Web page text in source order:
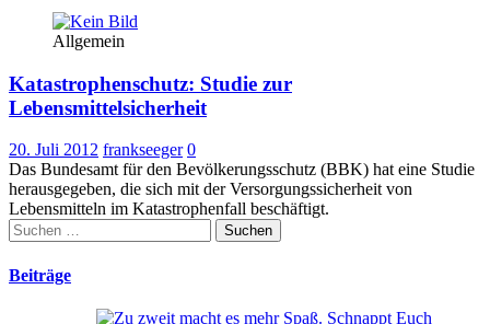
Allgemein
Katastrophenschutz: Studie zur
Lebensmittelsicherheit
20. Juli 2012 frankseeger 0
Das Bundesamt für den Bevölkerungsschutz (BBK) hat eine Studie
herausgegeben, die sich mit der Versorgungssicherheit von
Lebensmitteln im Katastrophenfall beschäftigt.
Suchen
nach:
Beiträge